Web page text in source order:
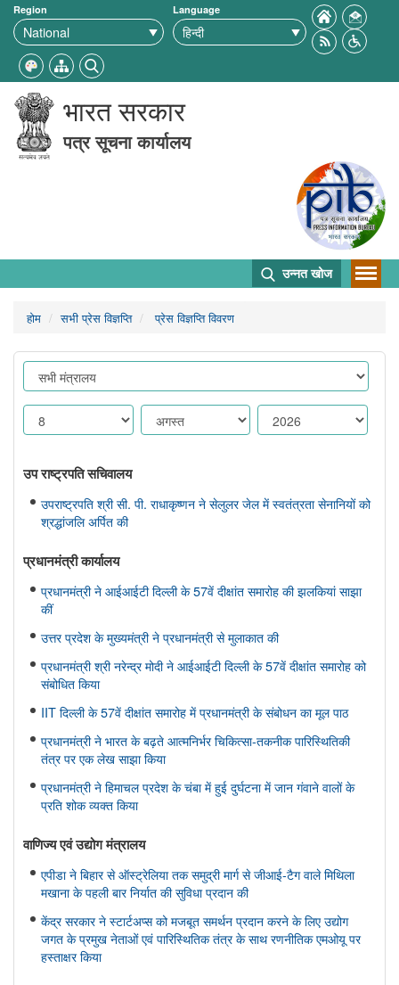
Region Language
भारत सरकार
पत्र सूचना कार्यालय
उन्नत खोज
होम सभी प्रेस विज्ञप्ति प्रेस विज्ञप्ति विवरण
उप राष्ट्रपति सचिवालय
उपराष्ट्रपति श्री सी. पी. राधाकृष्णन ने सेलुलर जेल में स्वतंत्रता सेनानियों को
श्रद्धांजलि अर्पित की
प्रधानमंत्री कार्यालय
प्रधानमंत्री ने आईआईटी दिल्ली के 57वें दीक्षांत समारोह की झलकियां साझा
कीं
उत्तर प्रदेश के मुख्यमंत्री ने प्रधानमंत्री से मुलाकात की
प्रधानमंत्री श्री नरेन्द्र मोदी ने आईआईटी दिल्ली के 57वें दीक्षांत समारोह को
संबोधित किया
IIT दिल्ली के 57वें दीक्षांत समारोह में प्रधानमंत्री के संबोधन का मूल पाठ
प्रधानमंत्री ने भारत के बढ़ते आत्मनिर्भर चिकित्सा-तकनीक पारिस्थितिकी
तंत्र पर एक लेख साझा किया
प्रधानमंत्री ने हिमाचल प्रदेश के चंबा में हुई दुर्घटना में जान गंवाने वालों के
प्रति शोक व्यक्त किया
वाणिज्‍य एवं उद्योग मंत्रालय
एपीडा ने बिहार से ऑस्ट्रेलिया तक समुद्री मार्ग से जीआई-टैग वाले मिथिला
मखाना के पहली बार निर्यात की सुविधा प्रदान की
केंद्र सरकार ने स्टार्टअप्स को मजबूत समर्थन प्रदान करने के लिए उद्योग
जगत के प्रमुख नेताओं एवं पारिस्थितिक तंत्र के साथ रणनीतिक एमओयू पर
हस्ताक्षर किया